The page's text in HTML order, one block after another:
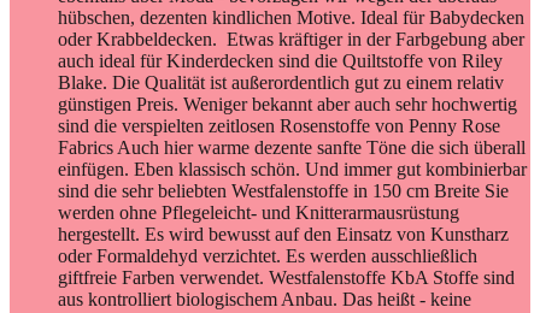
hübschen, dezenten kindlichen Motive. Ideal für Babydecken
oder Krabbeldecken. Etwas kräftiger in der Farbgebung aber
auch ideal für Kinderdecken sind die Quiltstoffe von Riley
Blake. Die Qualität ist außerordentlich gut zu einem relativ
günstigen Preis. Weniger bekannt aber auch sehr hochwertig
sind die verspielten zeitlosen Rosenstoffe von Penny Rose
Fabrics Auch hier warme dezente sanfte Töne die sich überall
einfügen. Eben klassisch schön. Und immer gut kombinierbar
sind die sehr beliebten Westfalenstoffe in 150 cm Breite Sie
werden ohne Pflegeleicht- und Knitterarmausrüstung
hergestellt. Es wird bewusst auf den Einsatz von Kunstharz
oder Formaldehyd verzichtet. Es werden ausschließlich
giftfreie Farben verwendet. Westfalenstoffe KbA Stoffe sind
aus kontrolliert biologischem Anbau. Das heißt - keine